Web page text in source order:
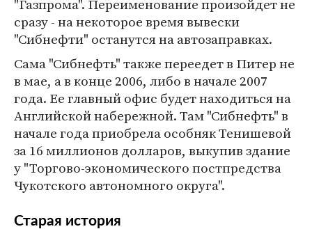
"Газпрома". Переименование произойдет не
сразу - на некоторое время вывески
"Сибнефти" останутся на автозаправках.
Сама "Сибнефть" также переедет в Питер не
в мае, а в конце 2006, либо в начале 2007
года. Ее главный офис будет находиться на
Английской набережной. Там "Сибнефть" в
начале года приобрела особняк Тенишевой
за 16 миллионов долларов, выкупив здание
у "Торгово-экономического постпредства
Чукотского автономного округа".
Старая история